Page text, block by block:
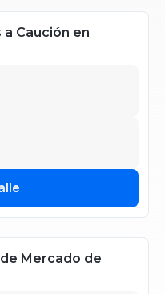
Caución en
Mercado de